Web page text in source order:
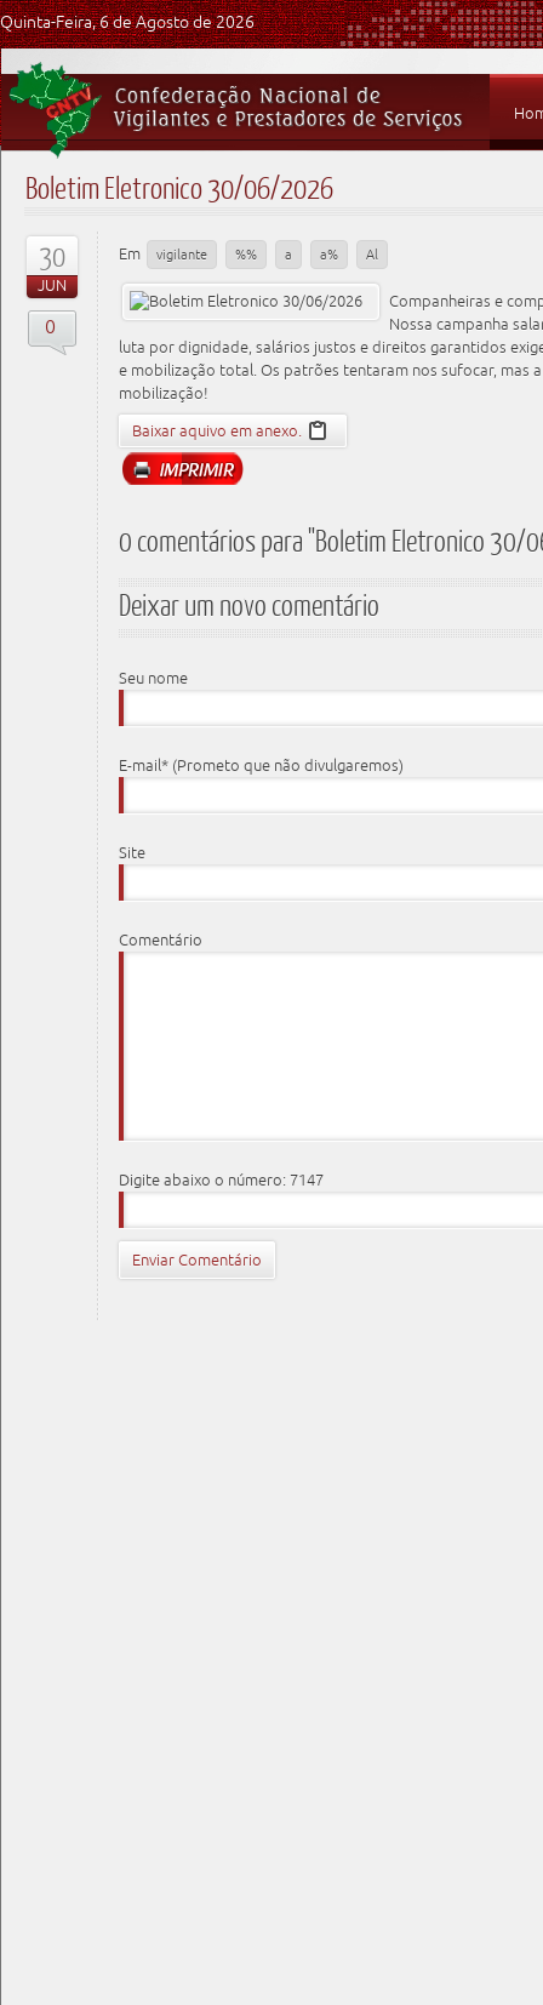
Quinta-Feira, 6 de Agosto de 2026
Boletim Eletronico 30/06/2026
30
JUN
0
Em vigilante %% a a% Al
Companheiras e
Nossa campanha
luta por dignidade, salários justos e direitos garantidos
e mobilização total. Os patrões tentaram nos sufocar, mas
mobilização!
Baixar aquivo em anexo.
0 comentários para "Boletim Eletronico
Deixar um novo comentário
Seu nome
E-mail* (Prometo que não divulgaremos)
Site
Comentário
Digite abaixo o número: 7147